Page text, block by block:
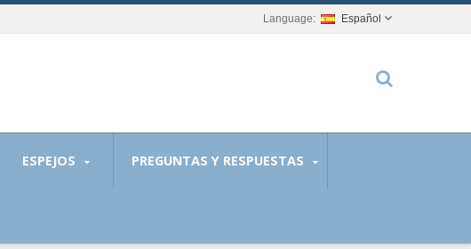
Español
ESPEJOS PREGUNTAS Y RESPUESTAS